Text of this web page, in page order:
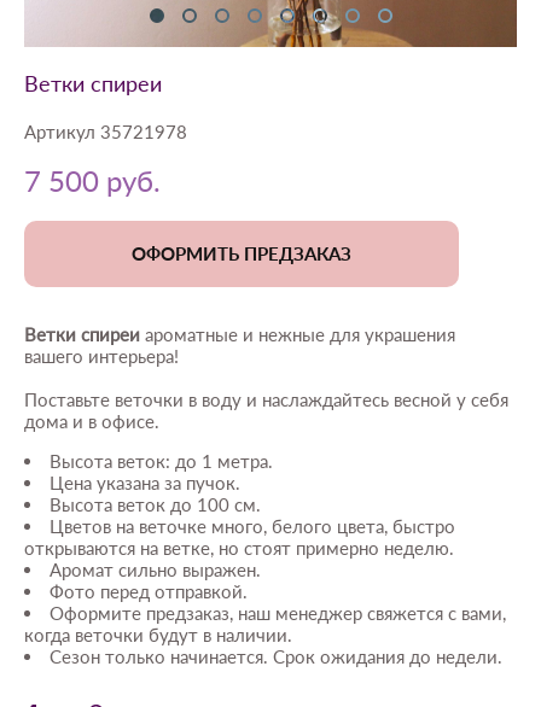
Ветки спиреи
Артикул 35721978
7 500 pуб.
ОФОРМИТЬ ПРЕДЗАКАЗ
Ветки спиреи ароматные и нежные для украшения
вашего интерьера!
Поставьте веточки в воду и наслаждайтесь весной у себя
дома и в офисе.
Высота веток: до 1 метра.
Цена указана за пучок.
Высота веток до 100 см.
Цветов на веточке много, белого цвета, быстро
открываются на ветке, но стоят примерно неделю.
Аромат сильно выражен.
Фото перед отправкой.
Оформите предзаказ, наш менеджер свяжется с вами,
когда веточки будут в наличии.
Сезон только начинается. Срок ожидания до недели.